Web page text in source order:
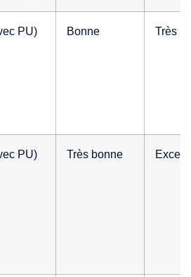
PU) Bonne Très
PU) Très bonne